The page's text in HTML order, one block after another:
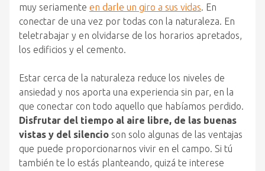
muy seriamente en darle un giro a sus vidas. En
conectar de una vez por todas con la naturaleza. En
teletrabajar y en olvidarse de los horarios apretados,
los edificios y el cemento.
Estar cerca de la naturaleza reduce los niveles de
ansiedad y nos aporta una experiencia sin par, en la
que conectar con todo aquello que habíamos perdido.
Disfrutar del tiempo al aire libre, de las buenas
vistas y del silencio son solo algunas de las ventajas
que puede proporcionarnos vivir en el campo. Si tú
también te lo estás planteando, quizá te interese